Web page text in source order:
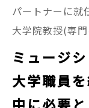
パートナーに就
大学院教授(専
ミュージ
大学職員
中に必要